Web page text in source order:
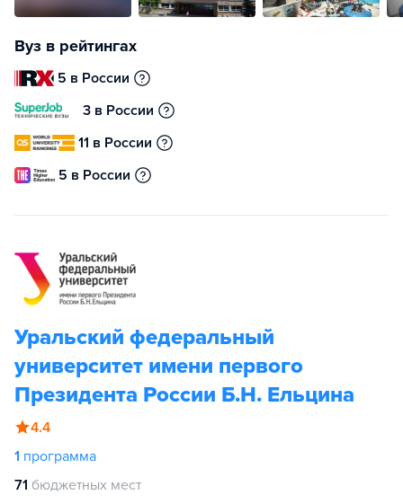
Вуз в рейтингах
5 в России
3 в России
11 в России
5 в России
Уральский федеральный
университет имени первого
Президента России Б.Н. Ельцина
4.4
1 программа
71 бюджетных мест